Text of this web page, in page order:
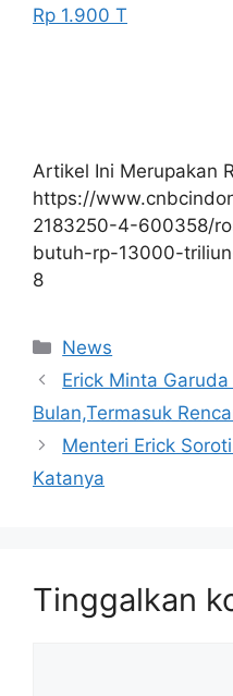
Rp 1.900 T
Artikel Ini Merupakan
https://
2183250-4-600358/
butuh-rp-13000-
8
Kategori
News
Erick Minta
Bulan,Termasuk
Menteri Erick
Katanya
Tinggalkan